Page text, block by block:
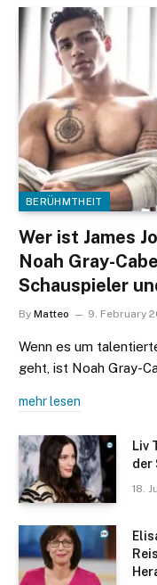
BERÜHMTHEIT
Wer ist James
Noah Gray-
Schauspieler
By Matteo 9. February
Wenn es um
geht, ist Noah Gray-
mehr lesen
Liv
der
18.